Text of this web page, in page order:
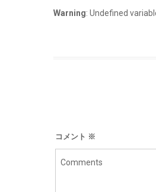
Warning: Undefined
コメント ※